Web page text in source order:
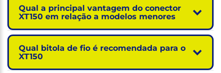
Qual a principal vantagem do conector
XT150 em relação a modelos menores
Qual bitola de fio é recomendada para o
XT150